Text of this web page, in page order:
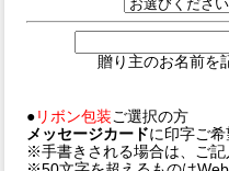
贈り主のお名前を
● リボン包装ご選択の方
メッセージカードに印字ご
※手書きされる場合は、ご記